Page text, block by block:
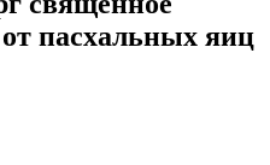
пасхальных яиц